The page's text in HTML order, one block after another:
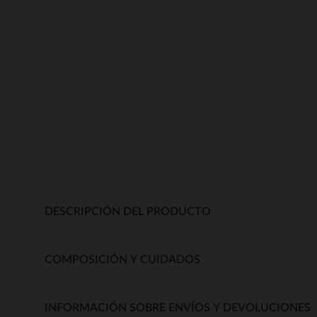
DESCRIPCIÓN DEL PRODUCTO
COMPOSICIÓN Y CUIDADOS
INFORMACIÓN SOBRE ENVÍOS Y DEVOLUCIONES